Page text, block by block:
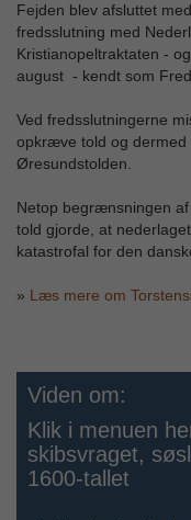
Fejden blev afsluttet
fredsslutning med
Kristianopeltraktaten -
august - kendt som
Ved fredsslutningerne
opkræve told og
Øresundstolden.
Netop begrænsningen
told gjorde, at
katastrofal for den
» Læs mere om
Viden om:
Klik i menuen
skibsvraget,
1600-tallet